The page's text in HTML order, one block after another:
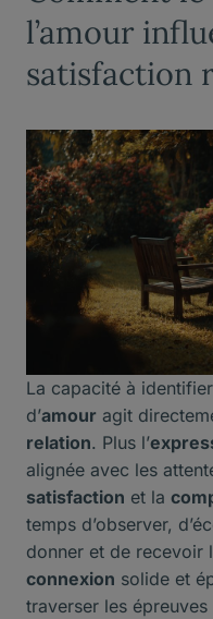
l’amour
satisfaction
La capacité à
d’amour agit
relation. Plus l’
alignée avec les
satisfaction et la
temps d’observer,
donner et de recevoir
connexion solide et
traverser les épreuves